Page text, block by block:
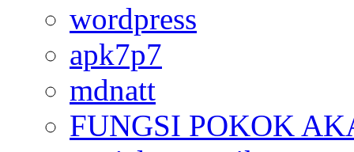
wordpress
apk7p7
mdnatt
FUNGSI POKOK